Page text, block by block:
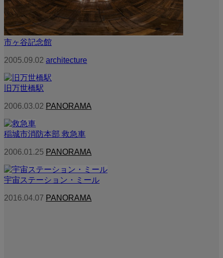
市ヶ谷記念館
2005.09.02 architecture
旧万世橋駅
2006.03.02 PANORAMA
稲城市消防本部 救急車
2006.01.25 PANORAMA
宇宙ステーション・ミール
2016.04.07 PANORAMA